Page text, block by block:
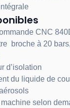
CNC
broche à 20 bars
d’isolation
du liquide de
selon